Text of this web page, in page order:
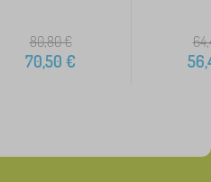
80,80€
70,50 €